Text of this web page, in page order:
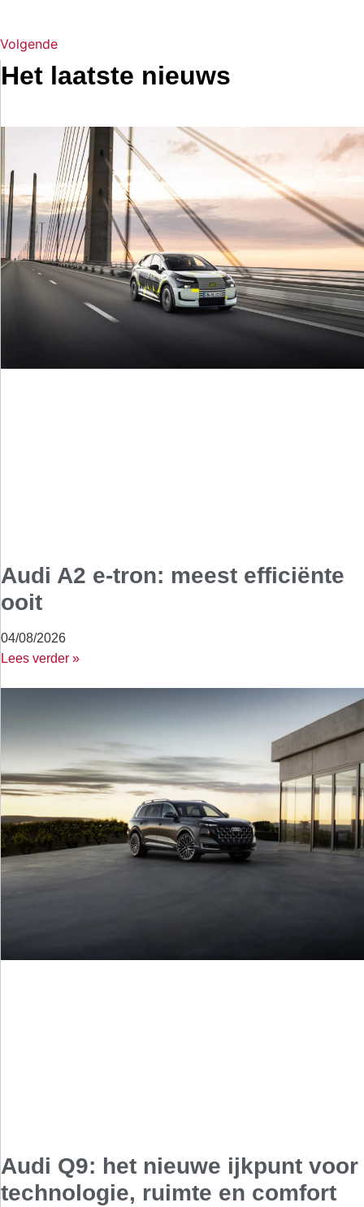
Volgende
Het laatste nieuws
Audi A2 e-tron: meest efficiënte
ooit
04/08/2026
Lees verder »
Audi Q9: het nieuwe ijkpunt voor
technologie, ruimte en comfort